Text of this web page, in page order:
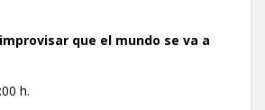
que el mundo se va a
h.